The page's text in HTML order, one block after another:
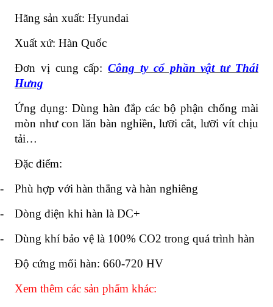
Hãng sản xuất: Hyundai
Xuất xứ: Hàn Quốc
Đơn vị cung cấp:Công ty cổ phần vật tư Thái
Hưng
Ứng dụng: Dùng hàn đắp các bộ phận chống mài
mòn như con lăn bàn nghiền, lưỡi cắt, lưỡi vít chịu
tải…
Đặc điểm:
-
Phù hợp với hàn thẳng và hàn nghiêng
-
Dòng điện khi hàn là DC+
-
Dùng khí bảo vệ là 100% CO2 trong quá trình hàn
Độ cứng mối hàn: 660-720 HV
Xem thêm các sản phẩm khác: